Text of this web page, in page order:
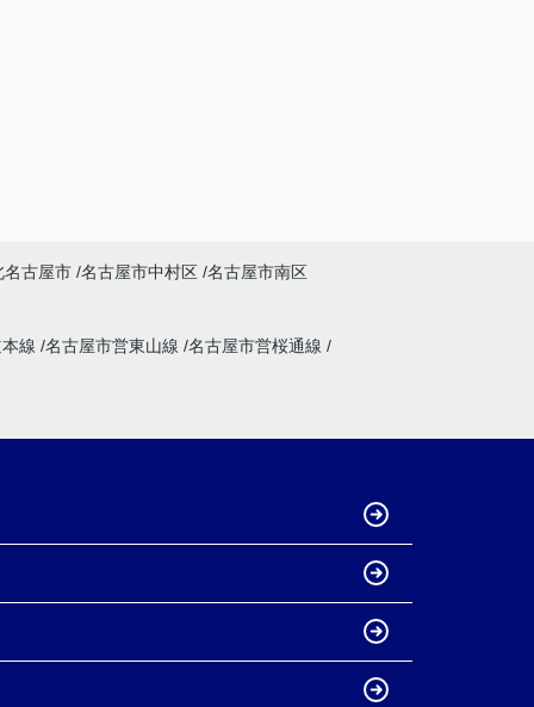
名古屋市 名古屋市中村区 名古屋市南区
線 名古屋市営東山線 名古屋市営桜通線